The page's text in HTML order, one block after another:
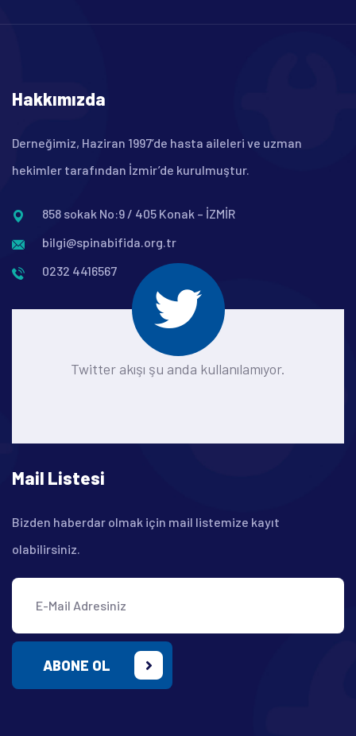
Hakkımızda
Derneğimiz, Haziran 1997’de hasta aileleri ve uzman
hekimler tarafından İzmir’de kurulmuştur.
858 sokak No:9 / 405 Konak – İZMİR
bilgi@spinabifida.org.tr
0232 4416567
Twitter akışı şu anda kullanılamıyor.
Mail Listesi
Bizden haberdar olmak için mail listemize kayıt
olabilirsiniz.
ABONE OL